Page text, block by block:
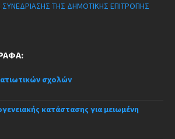
ΤΗΣ ΔΗΜΟΤΙΚΗΣ ΕΠΙΤΡΟΠΗΣ
σχολών
κατάστασης για μειωμένη